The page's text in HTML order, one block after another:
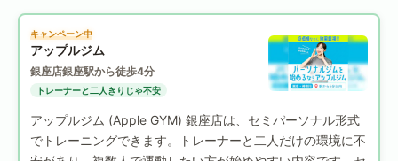
キャンペーン中
アップルジム
銀座店銀座駅から徒歩4分
トレーナーと二人きりじゃ不安
アップルジム (Apple GYM) 銀座店は、セミパーソナル形式
でトレーニングできます。トレーナーと二人だけの環境に不